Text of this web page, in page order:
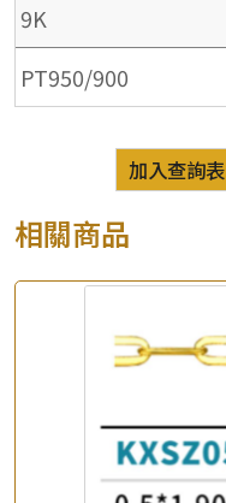
9K
PT950/900
加入查詢表
相關商品